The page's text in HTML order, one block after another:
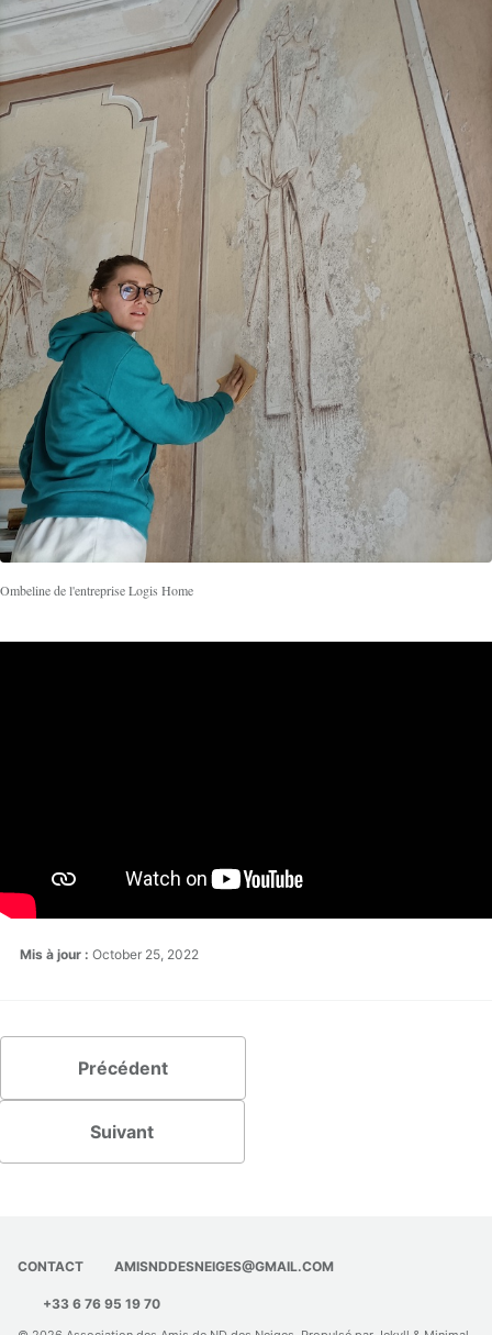
Ombeline de l'entreprise Logis Home
Mis à jour : October 25, 2022
Précédent
Suivant
CONTACT AMISNDDESNEIGES@GMAIL.COM
+33 6 76 95 19 70